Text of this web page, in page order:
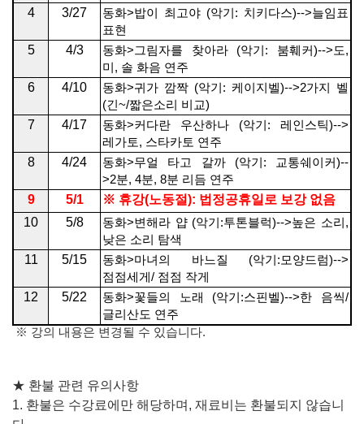
4 3/27 동화>밥이 최고야 (악기 : 치키다스)-->늘임표
표현
5 4/3 동화>그림자를 찾아라 (악기 : 붐훼커)-->도,
미 , 솔 화음 연주
6 4/10 동화>귀가 깜짝 (악기 :케이지벨)-->2가지 벨
(긴 ~/짧은소리 비교)
7 4/17 동화>커다란 우산하나 (악기 :레인스틱)-->
레가토, 스타카토 연주
8 4/24 동화>무얼 타고 갈까 (악기 : 교통쉐이커)--
>2분, 4분, 8분 리듬 연주
9 5/1 ※ 휴강(노동절): 법정공휴일로 보강 없음
10
5/8 동화>변해라 얍 (악기 :투톤블럭)-->높은 소리 ,
낮은 소리 탐색
11 5/15 동화>마녀의 바느질 (악기 :모양드럼)-->
점점세게 / 점점 작게
12 5/22 동화>꽃들의 노래 (악기 :스핀벨)-->한 음씩/
글리산도 연주
※ 강의 내용은 변경될 수 있습니다.
★ 환불 관련 유의사항
1. 환불은 수강료에만 해당하며 , 재료비는 환불되지 않습니